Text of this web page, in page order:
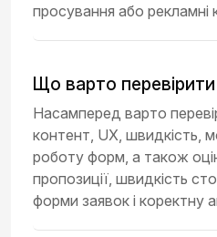
просування або рекламні
Що варто
Насамперед варто
контент, UX, швидкість,
роботу форм, а також
пропозиції, швидкість
форми заявок і коректну